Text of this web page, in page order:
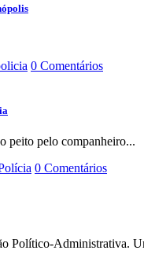
0 Comentários
peito pelo companheiro...
0 Comentários
Político-Administrativa.